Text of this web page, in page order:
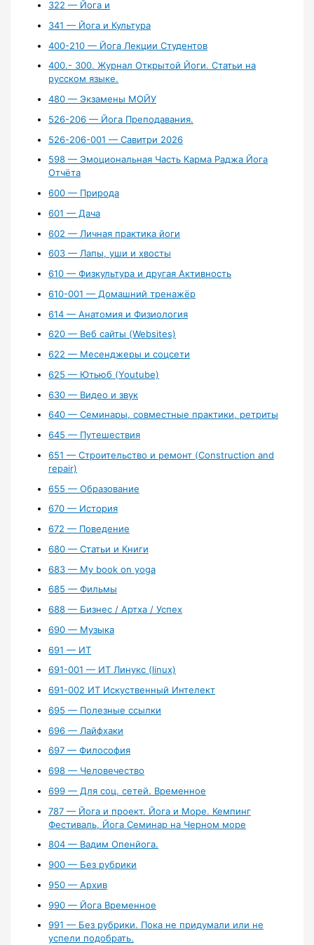
322 — Йога и
341 — Йога и Культура
400-210 — Йога Лекции Студентов
400.- 300. Журнал Открытой Йоги. Статьи на
русском языке.
480 — Экзамены МОЙУ
526-206 — Йога Преподавания.
526-206-001 — Савитри 2026
598 — Эмоциональная Часть Карма Раджа Йога
Отчёта
600 — Природа
601 — Дача
602 — Личная практика йоги
603 — Лапы, уши и хвосты
610 — Физкультура и другая Активность
610-001 — Домашний тренажёр
614 — Анатомия и Физиология
620 — Веб сайты (Websites)
622 — Месенджеры и соцсети
625 — Ютьюб (Youtube)
630 — Видео и звук
640 — Семинары, совместные практики, ретриты
645 — Путешествия
651 — Строительство и ремонт (Construction and
repair)
655 — Образование
670 — История
672 — Поведение
680 — Статьи и Книги
683 — My book on yoga
685 — Фильмы
688 — Бизнес / Артха / Успех
690 — Музыка
691 — ИТ
691-001 — ИТ Линукс (linux)
691-002 ИТ Искуственный Интелект
695 — Полезные ссылки
696 — Лайфхаки
697 — Философия
698 — Человечество
699 — Для соц. сетей. Временное
787 — Йога и проект. Йога и Море. Кемпинг
Фестиваль, Йога Семинар на Черном море
804 — Вадим Опенйога.
900 — Без рубрики
950 — Архив
990 — Йога Временное
991 — Без рубрики. Пока не придумали или не
успели подобрать.